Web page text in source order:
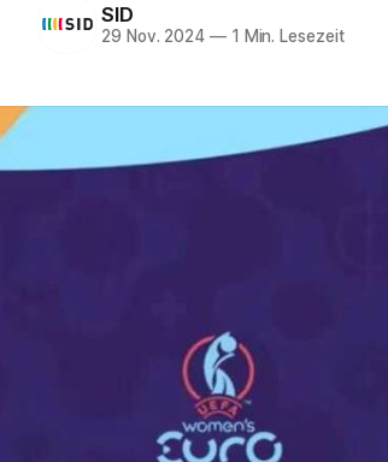
SID
29 Nov. 2024 —1 Min. Lesezeit